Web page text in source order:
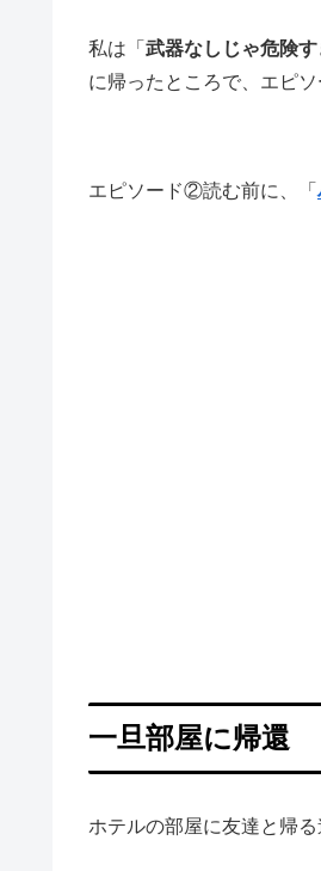
私は「 武器なしじゃ危険す
に帰ったところで、エピ
エピソード②読む前に、「
一旦部屋に帰還
ホテルの部屋に友達と帰る